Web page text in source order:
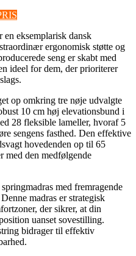
en eksemplarisk dansk
ergonomisk støtte og
seng er skabt med
ideel for dem, der prioriterer
op omkring tre nøje udvalgte
10 cm høj elevationsbund i
28 fleksible lameller, hvoraf 5
sengens fasthed. Den effektive
hovedenden op til 65
med den medfølgende
med fremragende
madras er strategisk
der sikrer, at din
uanset sovestilling.
bidrager til effektiv